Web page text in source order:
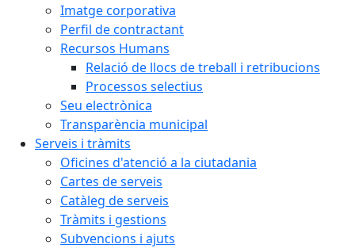
Imatge corporativa
Perfil de contractant
Recursos Humans
Relació de llocs de treball i retribucions
Processos selectius
Seu electrònica
Transparència municipal
Serveis i tràmits
Oficines d'atenció a la ciutadania
Cartes de serveis
Catàleg de serveis
Tràmits i gestions
Subvencions i ajuts